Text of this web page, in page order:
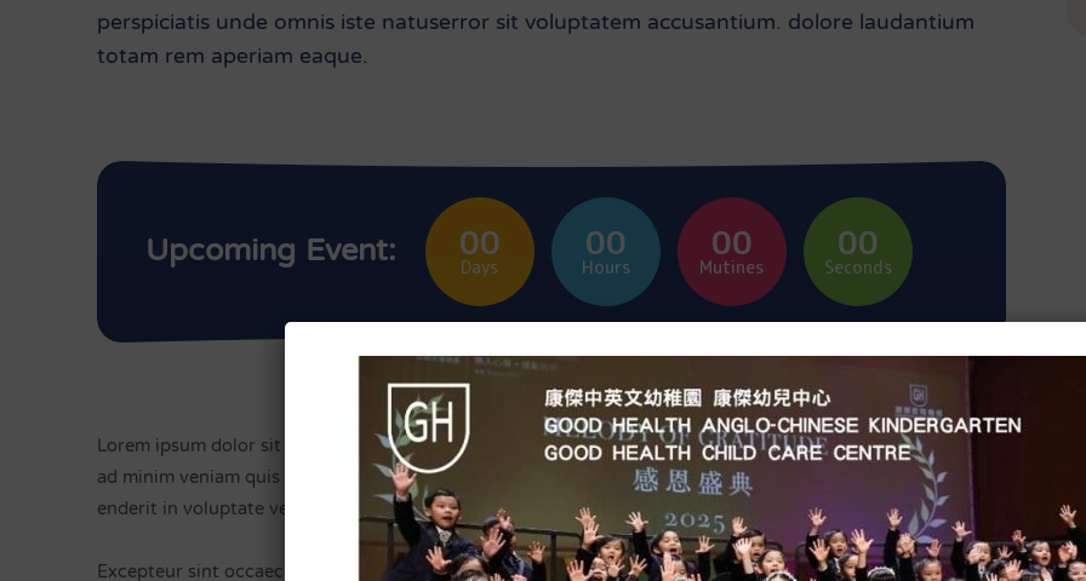
perspiciatis unde omnis iste natuserror sit voluptatem accusantium. dolore laudantium
totam rem aperiam eaque.
Upcoming Event: 00
Days
00
Hours
00
Mutines
00
Seconds
Lorem ipsum dolor sit amet, consectetur pisicelit sed do eiusmod tempor incidie labore magna aliqua enim
ad minim veniam quis nostrud exercitation ullamco laboris nisi aliquip ex ea commodo consequat. Repreh
enderit in voluptate velit esse cillum dolore eu fugiat nulla pariatur.
Excepteur sint occaecat cupidatat non proident, sunt in culpa qui officia deserunt mollit anim est laborum.